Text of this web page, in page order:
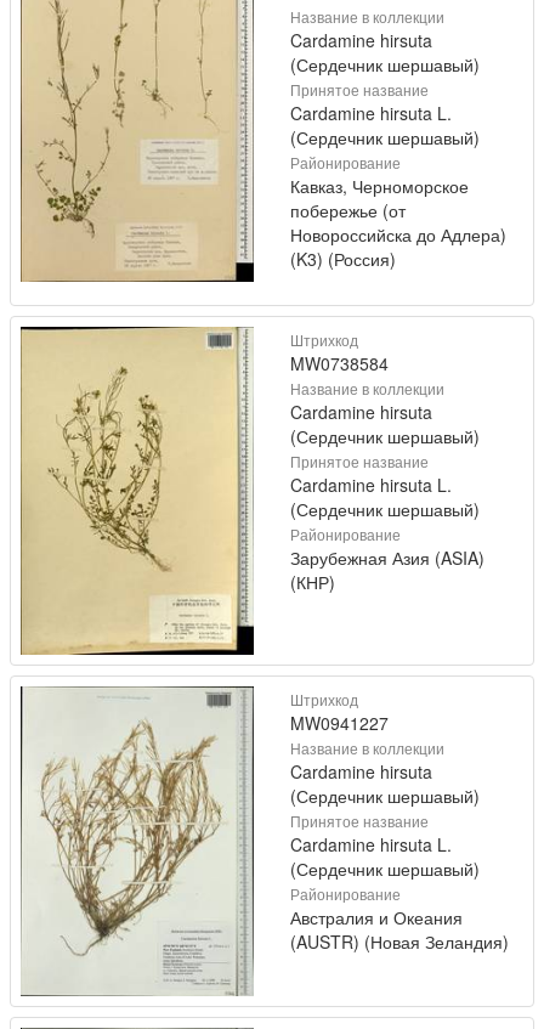
Название в коллекции
Cardamine hirsuta
(Сердечник шершавый)
Принятое название
Cardamine hirsuta L.
(Сердечник шершавый)
Районирование
Кавказ, Черноморское
побережье (от
Новороссийска до Адлера)
(K3) (Россия)
Штрихкод
MW0738584
Название в коллекции
Cardamine hirsuta
(Сердечник шершавый)
Принятое название
Cardamine hirsuta L.
(Сердечник шершавый)
Районирование
Зарубежная Азия (ASIA)
(КНР)
Штрихкод
MW0941227
Название в коллекции
Cardamine hirsuta
(Сердечник шершавый)
Принятое название
Cardamine hirsuta L.
(Сердечник шершавый)
Районирование
Австралия и Океания
(AUSTR) (Новая Зеландия)